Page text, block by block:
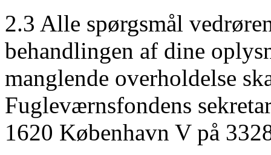
2.3 Alle spørgsmål
behandlingen af dine
manglende overholdelse
Fugleværnsfondens
1620 København V på